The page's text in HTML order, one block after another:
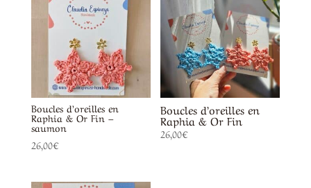
Boucles d’oreilles en
Raphia & Or Fin –
saumon
26,00€
Boucles d’oreilles en
Raphia & Or Fin
26,00€